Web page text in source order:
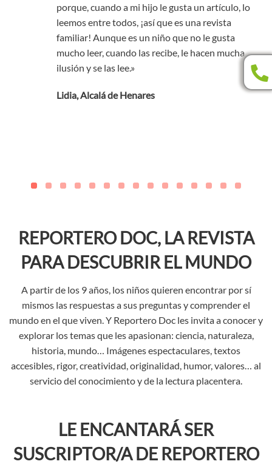
porque, cuando a mi hijo le gusta un artículo, lo
leemos entre todos, ¡así que es una revista
familiar! Aunque es un niño que no le gusta
mucho leer, cuando las recibe, le hacen mucha
ilusión y se las lee.»
Lidia, Alcalá de Henares
REPORTERO DOC, LA REVISTA
PARA DESCUBRIR EL MUNDO
A partir de los 9 años, los niños quieren encontrar por sí
mismos las respuestas a sus preguntas y comprender el
mundo en el que viven. Y Reportero Doc les invita a conocer y
explorar los temas que les apasionan: ciencia, naturaleza,
historia, mundo… Imágenes espectaculares, textos
accesibles, rigor, creatividad, originalidad, humor, valores… al
servicio del conocimiento y de la lectura placentera.
LE ENCANTARÁ SER
SUSCRIPTOR/A DE REPORTERO